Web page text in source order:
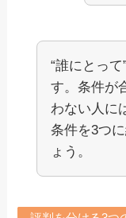
“誰にとっ
す。条件が
わない人に
条件を3つ
ょう。